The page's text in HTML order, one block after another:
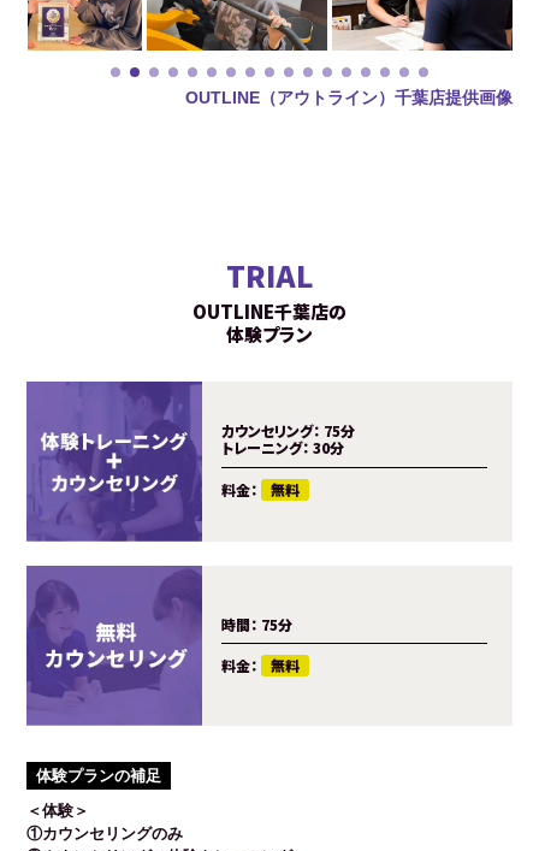
OUTLINE（アウトライン）千葉店提供画像
TRIAL
OUTLINE千葉店の
体験プラン
カウンセリング： 75分
トレーニング： 30分
料金： 無料
時間： 75分
料金： 無料
体験プランの補足
＜体験＞
①カウンセリングのみ